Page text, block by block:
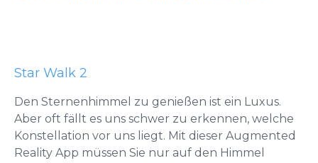
Star Walk 2
Den Sternenhimmel zu genießen ist ein Luxus.
Aber oft fällt es uns schwer zu erkennen, welche
Konstellation vor uns liegt. Mit dieser Augmented
Reality App müssen Sie nur auf den Himmel